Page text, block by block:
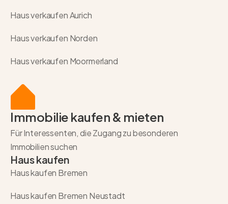
Haus verkaufen Aurich
Haus verkaufen Norden
Haus verkaufen Moormerland
Immobilie kaufen & mieten
Für Interessenten, die Zugang zu besonderen
Immobilien suchen
Haus kaufen
Haus kaufen Bremen
Haus kaufen Bremen Neustadt